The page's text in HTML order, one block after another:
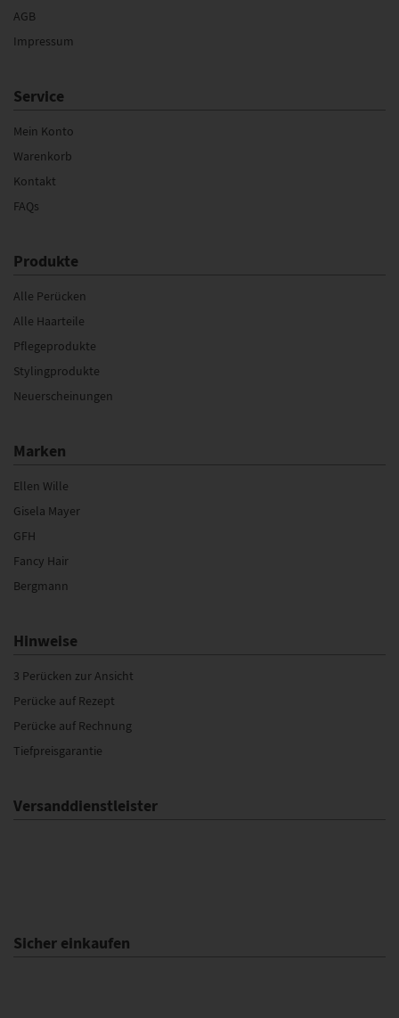
AGB
Impressum
Service
Mein Konto
Warenkorb
Kontakt
FAQs
Produkte
Alle Perücken
Alle Haarteile
Pflegeprodukte
Stylingprodukte
Neuerscheinungen
Marken
Ellen Wille
Gisela Mayer
GFH
Fancy Hair
Bergmann
Hinweise
3 Perücken zur Ansicht
Perücke auf Rezept
Perücke auf Rechnung
Tiefpreisgarantie
Versanddienstleister
Sicher einkaufen